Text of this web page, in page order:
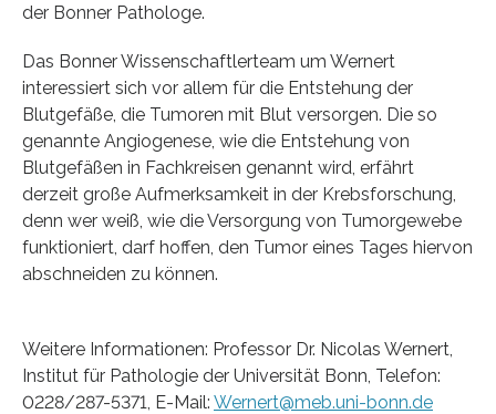
der Bonner Pathologe.
Das Bonner Wissenschaftlerteam um Wernert
interessiert sich vor allem für die Entstehung der
Blutgefäße, die Tumoren mit Blut versorgen. Die so
genannte Angiogenese, wie die Entstehung von
Blutgefäßen in Fachkreisen genannt wird, erfährt
derzeit große Aufmerksamkeit in der Krebsforschung,
denn wer weiß, wie die Versorgung von Tumorgewebe
funktioniert, darf hoffen, den Tumor eines Tages hiervon
abschneiden zu können.
Weitere Informationen: Professor Dr. Nicolas Wernert,
Institut für Pathologie der Universität Bonn, Telefon:
0228/287-5371, E-Mail: Wernert@meb.uni-bonn.de